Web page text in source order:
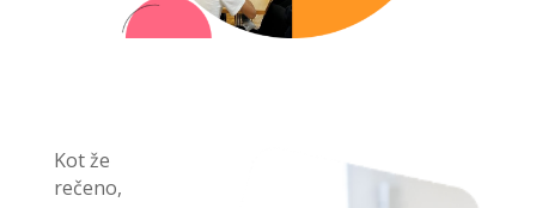
Kot že
rečeno,